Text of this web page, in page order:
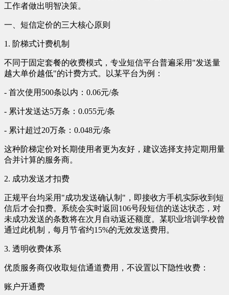
工作者做出明智决策。
一、短信定价的三大核心原则
1. 阶梯式计费机制
不同于固定套餐的收费模式，专业短信平台普遍采用"发送量
越大单价越低"的计费方式。以某平台为例：
- 首次使用500条以内：0.06元/条
- 累计发送达5万条：0.055元/条
- 累计超过20万条：0.048元/条
这种阶梯定价对长期使用者更为友好，建议选择支持定期用量
合并计算的服务商。
2. 成功发送才扣费
正规平台均采用"成功发送确认制"，即接收方手机实际收到短
信后才会扣费。系统会实时返回106号段短信的送达状态，对
未成功发送的条数将在次月自动返还额度。某职业培训学校曾
通过此机制，每月节省约15%的无效发送费用。
3. 透明收费体系
优质服务商仅收取短信通道费用，不设置以下隐性收费：
账户开通费